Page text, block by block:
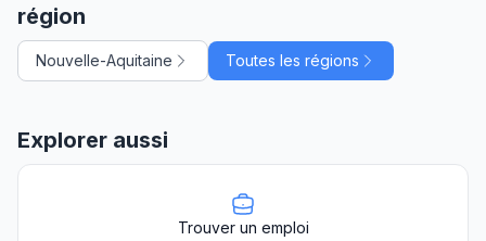
région
Nouvelle-Aquitaine Toutes les régions
Explorer aussi
Trouver un emploi